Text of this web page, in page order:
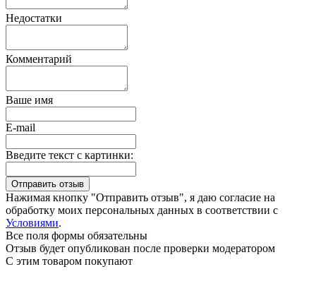
Недостатки
Комментарий
Ваше имя
E-mail
Введите текст с картинки:
Нажимая кнопку "Отправить отзыв", я даю согласие на
обработку моих персональных данных в соответствии с
Условиями.
Все поля формы обязательны
Отзыв будет опубликован после проверки модератором
С этим товаром покупают